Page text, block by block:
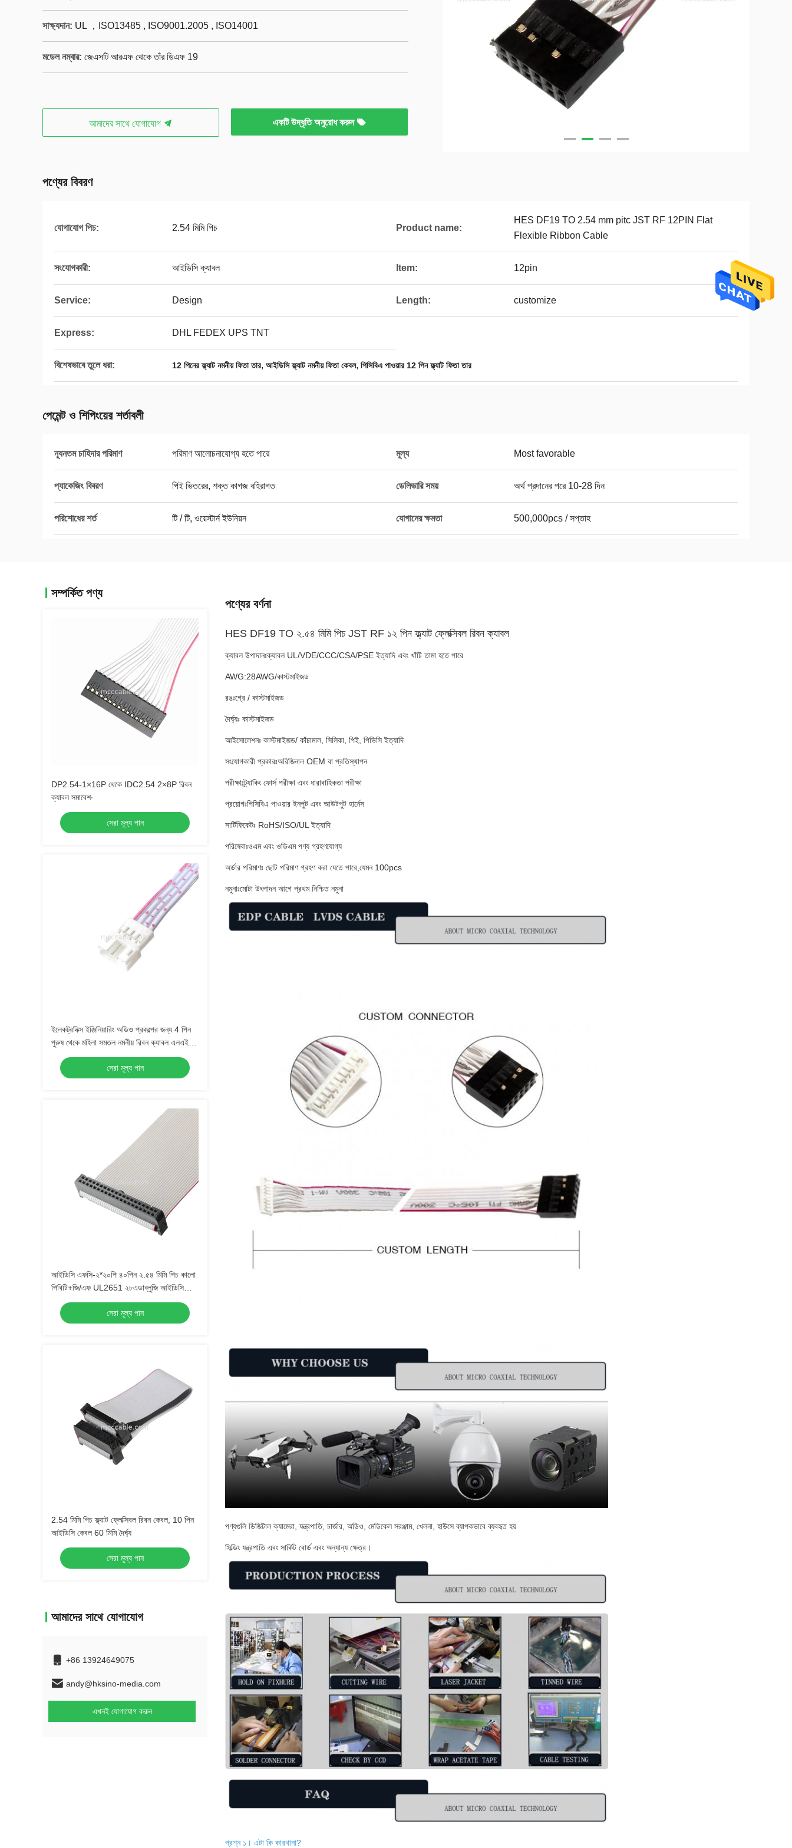
সাক্ষ্যদান: UL ，ISO13485 , ISO9001.2005 , ISO14001
মডেল নম্বার: জেএসটি আরএফ থেকে তাঁর ডিএফ 19
আমাদের সাথে যোগাযোগ একটি উদ্ধৃতি অনুরোধ করুন
পণ্যের বিবরণ
যোগাযোগ পিচ: 2.54 মিমি পিচ Product name:
HES DF19 TO 2.54 mm pitc JST RF 12PIN Flat
Flexible Ribbon Cable
সংযোগকারী: আইডিসি ক্যাবল Item: 12pin
Service: Design Length: customize
Express: DHL FEDEX UPS TNT
বিশেষভাবে তুলে ধরা: 12 পিনের ফ্ল্যাট নমনীয় ফিতা তার, আইডিসি ফ্ল্যাট নমনীয় ফিতা কেবল, পিসিবিএ পাওয়ার 12 পিন ফ্ল্যাট ফিতা তার
পেমেন্ট ও শিপিংয়ের শর্তাবলী
ন্যূনতম চাহিদার পরিমাণ পরিমাণ আলোচনাযোগ্য হতে পারে মূল্য Most favorable
প্যাকেজিং বিবরণ পিই ভিতরের, শক্ত কাগজ বহিরাগত ডেলিভারি সময় অর্থ প্রদানের পরে 10-28 দিন
পরিশোধের শর্ত টি / টি, ওয়েস্টার্ন ইউনিয়ন যোগানের ক্ষমতা 500,000pcs / সপ্তাহ
সম্পর্কিত পণ্য
DP2.54-1×16P থেকে IDC2.54 2×8P রিবন
ক্যাবল সমাবেশ∙
সেরা মূল্য পান
ইলেকট্রনিক্স ইঞ্জিনিয়ারিং অডিও প্রকল্পের জন্য 4 পিন
পুরুষ থেকে মহিলা সমতল নমনীয় রিবন ক্যাবল এলএইচই
সংযোগকারী
সেরা মূল্য পান
আইডিসি এফসি-২*২০পি ৪০পিন ২.৫৪ মিমি পিচ কালো
পিবিটি+জি/এফ UL2651 ২৮এডাব্লুজি আইডিসি
ফ্ল্যাট রিবন ক্যাবল ১.২৭ মিমি পিচ ওএম/ওডিএম
সেরা মূল্য পান
2.54 মিমি পিচ ফ্ল্যাট ফ্লেক্সিবল রিবন কেবল, 10 পিন
আইডিসি কেবল 60 মিমি দৈর্ঘ্য
সেরা মূল্য পান
আমাদের সাথে যোগাযোগ
+86 13924649075
andy@hksino-media.com
এখনই যোগাযোগ করুন
পণ্যের বর্ণনা
HES DF19 TO ২.৫৪ মিমি পিচ JST RF ১২ পিন ফ্ল্যাট ফ্লেক্সিবল রিবন ক্যাবল
ক্যাবল উপাদানঃক্যাবল UL/VDE/CCC/CSA/PSE ইত্যাদি এবং খাঁটি তামা হতে পারে
AWG:28AWG/কাস্টমাইজড
রঙঃগ্রে / কাস্টমাইজড
দৈর্ঘ্যঃ কাস্টমাইজড
আইসোলেশনঃ কাস্টমাইজড/ কাঁচামাল, সিলিকা, পিই, পিভিসি ইত্যাদি
সংযোগকারী প্রকারঃঅরিজিনাল OEM বা প্রতিস্থাপন
পরীক্ষাঃট্র্যাকিং ফোর্স পরীক্ষা এবং ধারাবাহিকতা পরীক্ষা
প্রয়োগঃপিসিবিএ পাওয়ার ইনপুট এবং আউটপুট হার্নেস
সার্টিফিকেটঃ RoHS/ISO/UL ইত্যাদি
পরিষেবাঃওএম এবং ওডিএম পণ্য গ্রহণযোগ্য
অর্ডার পরিমাণঃ ছোট পরিমাণ গ্রহণ করা যেতে পারে,যেমন 100pcs
নমুনাঃমোটা উৎপাদন আগে প্রথম নিশ্চিত নমুনা
পণ্যগুলি ডিজিটাল ক্যামেরা, যন্ত্রপাতি, চার্জার, অডিও, মেডিকেল সরঞ্জাম, খেলনা, হাউসে ব্যাপকভাবে ব্যবহৃত হয়
সিল্ডিং যন্ত্রপাতি এবং সার্কিট বোর্ড এবং অন্যান্য ক্ষেত্র।
প্রশ্ন ১। এটা কি কারখানা?